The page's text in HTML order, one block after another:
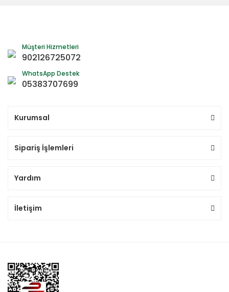
Müşteri Hizmetleri
902126725072
WhatsApp Destek
05383707699
Kurumsal
Sipariş İşlemleri
Yardım
İletişim